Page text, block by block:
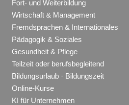
Fort- und Weiterbildung
Wirtschaft & Management
Fremdsprachen & Internationales
Pädagogik & Soziales
Gesundheit & Pflege
Teilzeit oder berufsbegleitend
Bildungsurlaub · Bildungszeit
Online-Kurse
KI für Unternehmen